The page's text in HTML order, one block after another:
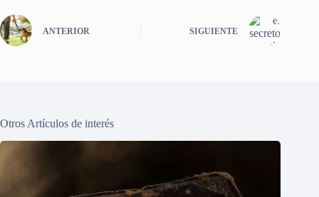
ANTERIOR SIGUIENTE
Otros Artículos de interés